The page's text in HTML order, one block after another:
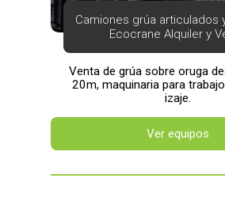
Camiones grúa articulados
Ecocrane Alquiler y
Venta de grúa sobre oruga
20m, maquinaria para
izaje.
Ver equipos